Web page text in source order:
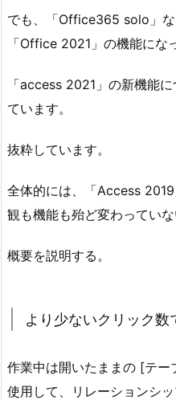
でも、「Office365 solo」な
「Office 2021」の機能にな
「access 2021」の新機能
ています。
抜粋しています。
全体的には、「Access
観も機能も殆ど変わっていな
概要を説明する。
より少ないクリック数
作業中は開いたままの [テ
使用して、リレーションシ